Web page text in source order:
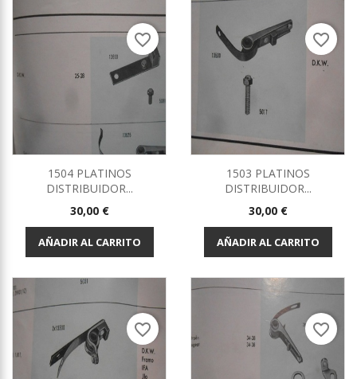
1504 PLATINOS
DISTRIBUIDOR...
Precio
30,00 €
AÑADIR AL CARRITO
favorite_border
1503 PLATINOS
DISTRIBUIDOR...
Precio
30,00 €
AÑADIR AL CARRITO
favorite_border
favorite_border favorite_border